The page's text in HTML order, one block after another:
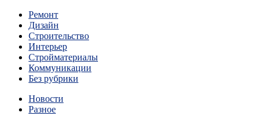
Перейти
содержимому
Ремонт
Дизайн
Строительство
Интерьер
Стройматериалы
Коммуникации
Без рубрики
Новости
Разное